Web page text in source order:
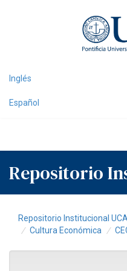
Inglés
Español
Repositorio
Repositorio Institucional UCA
Cultura Económica